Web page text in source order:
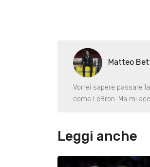
Matteo
Vorrei sapere passare
come LeBron. Ma mi
Leggi anche